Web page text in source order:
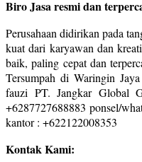
Biro Jasa resmi dan
Perusahaan didirikan pada
kuat dari karyawan dan
baik, paling cepat dan
Tersumpah di Waringin
fauzi PT. Jangkar Global
+6287727688883 ponsel/
kantor : +622122008353
Kontak Kami: